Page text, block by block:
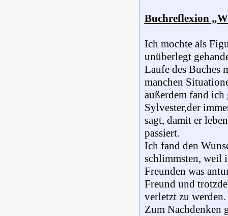
Buchreflexion
Ich mochte als
unüberlegt
Laufe des Buches
manchen
außerdem fand
Sylvester,der
sagt, damit er
passiert.
Ich fand den
schlimmsten, weil
Freunden was
Freund und
verletzt zu
Zum Nachdenken